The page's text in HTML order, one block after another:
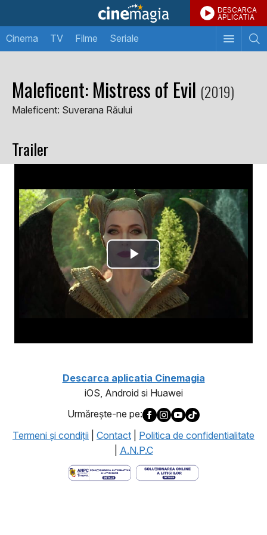
DESCARCA
APLICATIA
Cinema TV Filme Seriale
Maleficent: Mistress of Evil (2019)
Maleficent: Suverana Răului
Trailer
Descarca aplicatia Cinemagia
iOS, Android si Huawei
Urmăreşte-ne pe:
Termeni şi condiţii
Contact
Politica de confidentialitate
A.N.P.C